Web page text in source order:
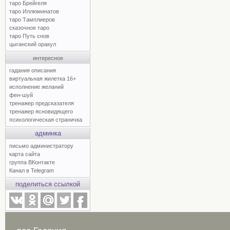
таро Брейгеля
таро Иллюминатов
таро Тамплиеров
сказочное таро
таро Путь снов
цыганский оракул
интересное
гадания описания
виртуальная жилетка 16+
исполнение желаний
фен-шуй
тренажер предсказателя
тренажер ясновидящего
психологическая страничка
админка
письмо администратору
карта сайта
группа ВКонтакте
Канал в Telegram
поделиться ссылкой